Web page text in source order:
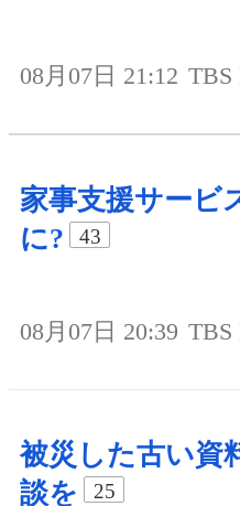
08月07日 21:12 TBS
家事支援サービ
に?
43
08月07日 20:39 TBS
被災した古い資
談を
25